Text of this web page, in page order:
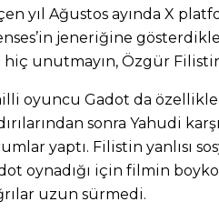
yıl Ağustos ayında X
jeneriğine
hiç unutmayın, Özgür
oyuncu Gadot da özellikle
sonra Yahudi
yaptı. Filistin yanlısı
oynadığı için filmin
uzun sürmedi.